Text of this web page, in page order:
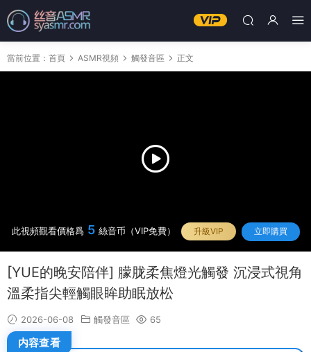
當前位置： 首頁 ASMR視頻 觸發音區 正文
此視頻觀看價格爲 5 絲音币（VIP免費） 升級VIP 立即購買
[YUE的晚安陪伴] 朦胧柔焦燈光觸發 沉浸式視角
溫柔指尖輕觸眼眸助眠放松
2026-06-08 觸發音區 65
内容查看